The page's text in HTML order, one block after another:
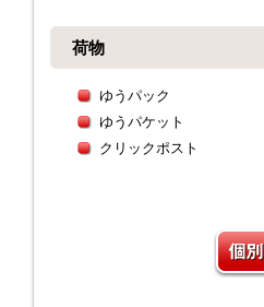
荷物
ゆうパック
ゆうパケット
クリックポスト